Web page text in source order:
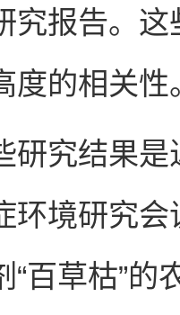
究报告。
度的相关性
究结果是
环境研究
“百草枯”